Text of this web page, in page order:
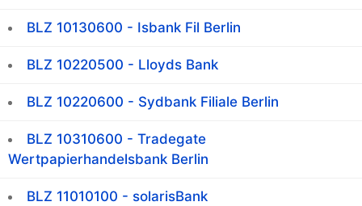
BLZ 10130600 - Isbank Fil Berlin
BLZ 10220500 - Lloyds Bank
BLZ 10220600 - Sydbank Filiale Berlin
BLZ 10310600 - Tradegate
Wertpapierhandelsbank Berlin
BLZ 11010100 - solarisBank